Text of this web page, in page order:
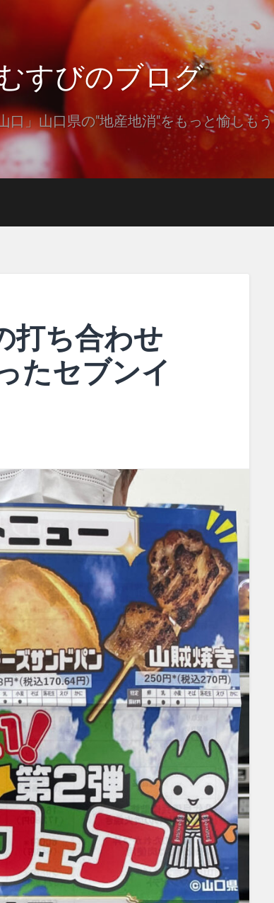
すびのブログ
口」山口県の"地産地消"をもっと愉しもう
打ち合わせ
たセブンイ